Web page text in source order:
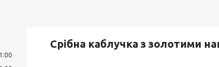
Срібна каблучка з золотими